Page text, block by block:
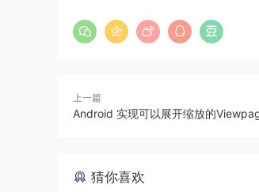
上一篇
Android 实现可以展开缩放的
猜你喜欢